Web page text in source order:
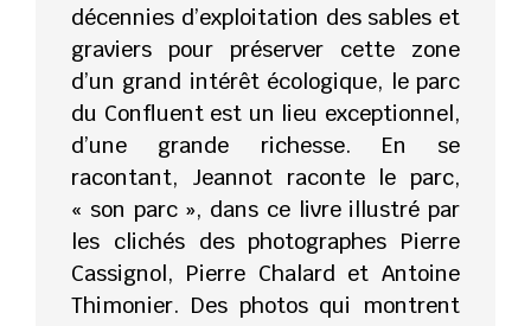
décennies d’exploitation des sables et
graviers pour préserver cette zone
d’un grand intérêt écologique, le parc
du Confluent est un lieu exceptionnel,
d’une grande richesse. En se
racontant, Jeannot raconte le parc,
« son parc », dans ce livre illustré par
les clichés des photographes Pierre
Cassignol, Pierre Chalard et Antoine
Thimonier. Des photos qui montrent